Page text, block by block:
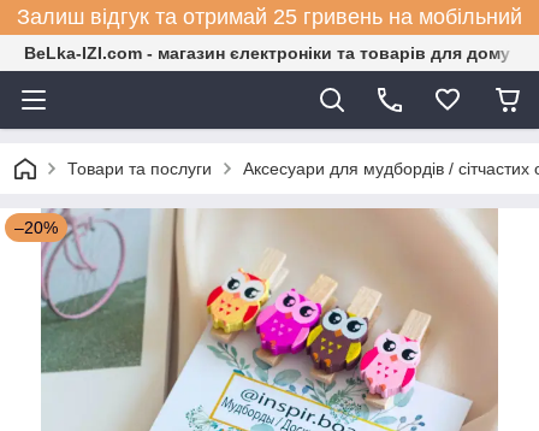
Залиш відгук та отримай 25 гривень на мобільний
BeLka-IZI.com - магазин єлектроніки та товарів для дому
Товари та послуги Аксесуари для мудбордів / сітчастих
–20%